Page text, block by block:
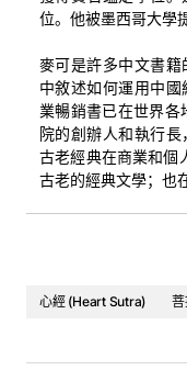
Meditation
位。他被墨西哥大學
麥可是許多中文書
中敘述如何運用中
業暢銷書已在世界
院的創辦人和執行
古老經典在商業和個
古老的經典文學；也
心經 (Heart Sutra)